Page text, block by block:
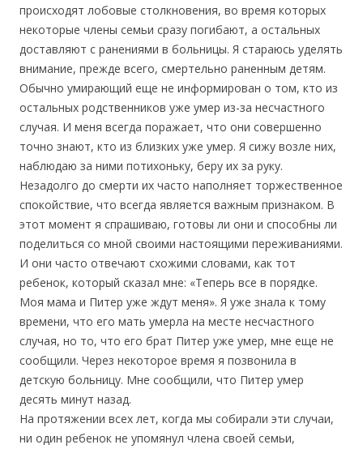
происходят лобовые столкновения, во время которых
некоторые члены семьи сразу погибают, а остальных
доставляют с ранениями в больницы. Я стараюсь уделять
внимание, прежде всего, смертельно раненным детям.
Обычно умирающий еще не информирован о том, кто из
остальных родственников уже умер из-за несчастного
случая. И меня всегда поражает, что они совершенно
точно знают, кто из близких уже умер. Я сижу возле них,
наблюдаю за ними потихоньку, беру их за руку.
Незадолго до смерти их часто наполняет торжественное
спокойствие, что всегда является важным признаком. В
этот момент я спрашиваю, готовы ли они и способны ли
поделиться со мной своими настоящими переживаниями.
И они часто отвечают схожими словами, как тот
ребенок, который сказал мне: «Теперь все в порядке.
Моя мама и Питер уже ждут меня». Я уже знала к тому
времени, что его мать умерла на месте несчастного
случая, но то, что его брат Питер уже умер, мне еще не
сообщили. Через некоторое время я позвонила в
детскую больницу. Мне сообщили, что Питер умер
десять минут назад.
На протяжении всех лет, когда мы собирали эти случаи,
ни один ребенок не упомянул члена своей семьи,